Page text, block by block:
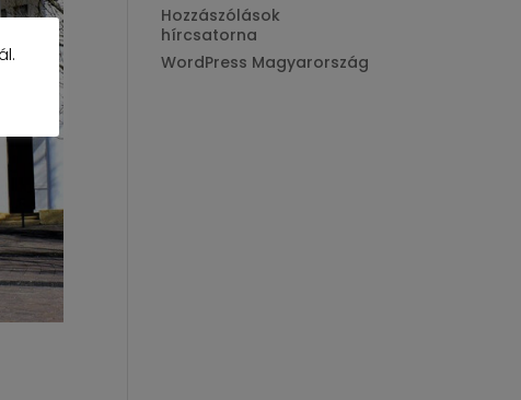
Hozzászólások
hírcsatorna
WordPress Magyarország